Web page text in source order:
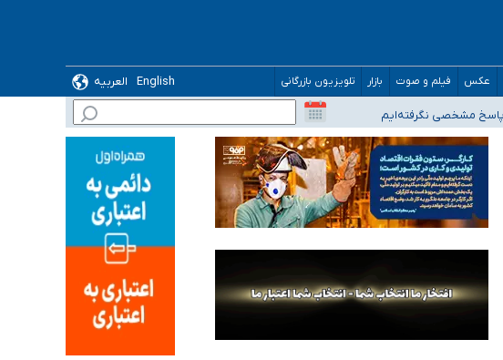
عکس فیلم و صوت بازار تلویزیون بازرگانی English
العربیه